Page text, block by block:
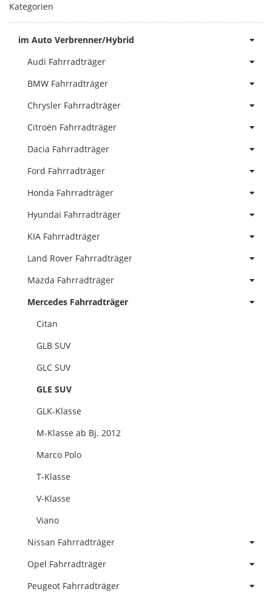
Kategorien
im Auto Verbrenner/Hybrid
Audi Fahrradträger
BMW Fahrradträger
Chrysler Fahrradträger
Citroën Fahrradträger
Dacia Fahrradträger
Ford Fahrradträger
Honda Fahrradträger
Hyundai Fahrradträger
KIA Fahrradträger
Land Rover Fahrradträger
Mazda Fahrradträger
Mercedes Fahrradträger
Citan
GLB SUV
GLC SUV
GLE SUV
GLK-Klasse
M-Klasse ab Bj. 2012
Marco Polo
T-Klasse
V-Klasse
Viano
Nissan Fahrradträger
Opel Fahrradträger
Peugeot Fahrradträger